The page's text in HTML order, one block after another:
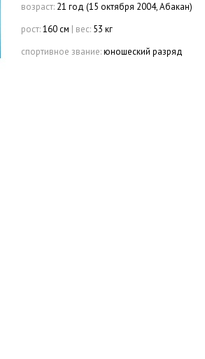
возраст: 21 год (15 октября 2004, Абакан)
рост:160 см | вес: 53 кг
спортивное звание:юношеский разряд